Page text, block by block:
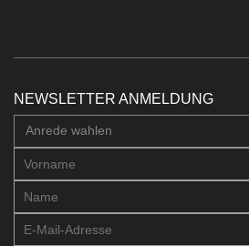
NEWSLETTER ANMELDUNG
Anrede wahlen